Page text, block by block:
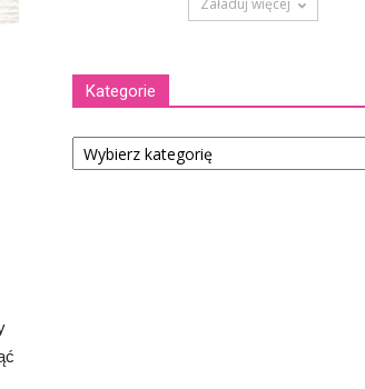
Załaduj więcej
Kategorie
Kategorie